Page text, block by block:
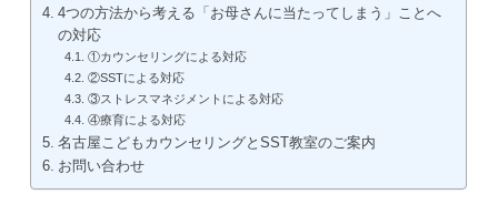
4つの方法から考える「お母さんに当たってしまう」ことへ
の対応
①カウンセリングによる対応
②SSTによる対応
③ストレスマネジメントによる対応
④療育による対応
名古屋こどもカウンセリングとSST教室のご案内
お問い合わせ